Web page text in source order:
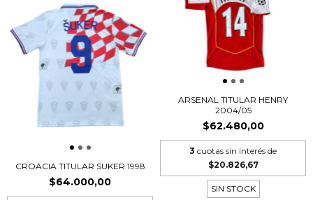
CROACIA TITULAR SUKER 1998
$64.000,00
ARSENAL TITULAR HENRY
2004/05
$62.480,00
3 cuotas sin interés de
$20.826,67
SIN STOCK